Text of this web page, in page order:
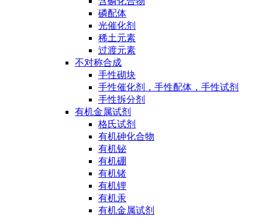
磷配体
光催化剂
稀土元素
过渡元素
不对称合成
手性砌块
手性催化剂，手性配体，手性试剂
手性拆分剂
有机金属试剂
格氏试剂
有机砷化合物
有机铋
有机硼
有机锗
有机锂
有机汞
有机金属试剂